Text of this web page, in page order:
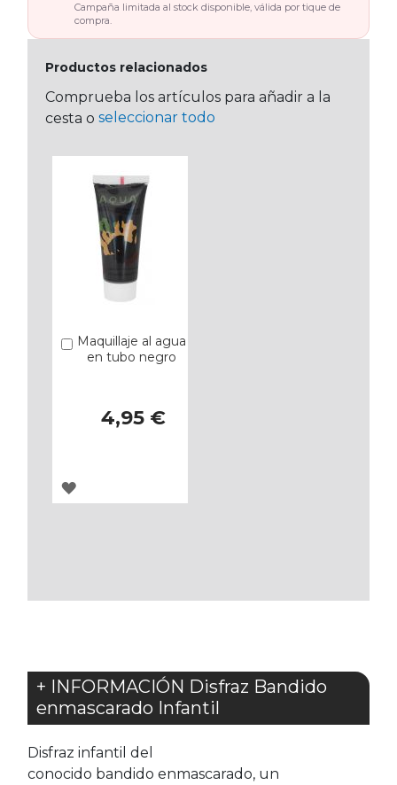
Campaña limitada al stock disponible, válida por tique de
compra.
Productos relacionados
Comprueba los artículos para añadir a la
cesta o seleccionar todo
Maquillaje al agua
en tubo negro
4,95 €
Añadir
AGREGAR
+ INFORMACIÓN Disfraz Bandido
enmascarado Infantil
Disfraz infantil del
conocido bandido enmascarado, un